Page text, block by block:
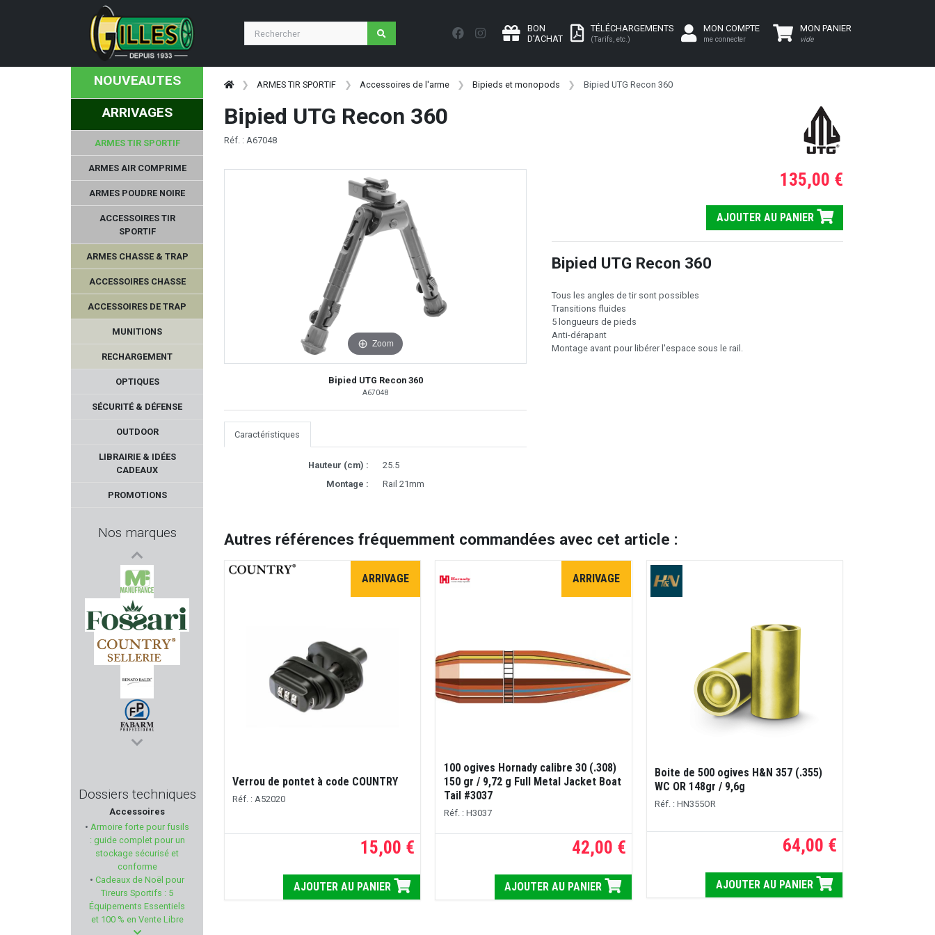
BON
D'ACHAT
TÉLÉCHARGEMENTS
(Tarifs, etc.)
MON COMPTE
me connecter
MON PANIER
vide
NOUVEAUTES
ARRIVAGES
ARMES TIR SPORTIF
ARMES AIR COMPRIME
ARMES POUDRE NOIRE
ACCESSOIRES TIR
SPORTIF
ARMES CHASSE & TRAP
ACCESSOIRES CHASSE
ACCESSOIRES DE TRAP
MUNITIONS
RECHARGEMENT
OPTIQUES
SÉCURITÉ & DÉFENSE
OUTDOOR
LIBRAIRIE & IDÉES
CADEAUX
PROMOTIONS
Nos marques
BLACK OPS
MANUFRANCE
FOSSARI
COUNTRY SELLERIE
RENATO BALDI
FABARM PROFESSIONNAL
CHAMPION WORLD
MIL-TEC
RIZZINI
H & N SPORT
Dossiers techniques
Accessoires
• Armoire forte pour fusils
: guide complet pour un
stockage sécurisé et
conforme
• Cadeaux de Noël pour
Tireurs Sportifs : 5
Équipements Essentiels
et 100 % en Vente Libre
ARMES TIR SPORTIF Accessoires de l'arme Bipieds et monopods Bipied UTG Recon 360
Bipied UTG Recon 360
Réf. : A67048
Zoom
Bipied UTG Recon 360
A67048
Caractéristiques
Hauteur (cm) :
25.5
Montage :
Rail 21mm
135,00 €
AJOUTER AU PANIER
Bipied UTG Recon 360
Tous les angles de tir sont possibles
Transitions fluides
5 longueurs de pieds
Anti-dérapant
Montage avant pour libérer l'espace sous le rail.
Autres références fréquemment commandées avec cet article :
ARRIVAGE
Verrou de pontet à code COUNTRY
Réf. : A52020
15,00 €
AJOUTER AU PANIER
ARRIVAGE
100 ogives Hornady calibre 30 (.308)
150 gr / 9,72 g Full Metal Jacket Boat
Tail #3037
Réf. : H3037
42,00 €
AJOUTER AU PANIER
Boite de 500 ogives H&N 357 (.355)
WC OR 148gr / 9,6g
Réf. : HN355OR
64,00 €
AJOUTER AU PANIER